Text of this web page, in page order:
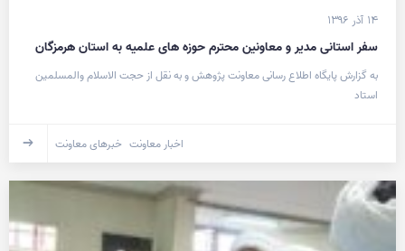
۱۴ آذر ۱۳۹۶
سفر استانی مدیر و معاونین محترم حوزه های علمیه به استان هرمزگان
به گزارش پایگاه اطلاع رسانی معاونت پژوهش و به نقل از حجت الاسلام والمسلمین
استاد
اخبار معاونت خبرهای معاونت